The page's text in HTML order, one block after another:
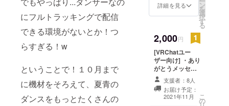
にフルトラッキングで配信
できる環境がないとか！つ
らすぎる！w
ということで！１０月まで
に機材をそろえて、夏青の
ダンスをもっとたくさんの
お名前記載 (備考
・VRChat用 フ
ルトラデビュー
ショーケース 入
場チケット (概要
欄にVRChat
ユーザーIDをご
記入ください。)
詳細を見る ン
を
選
択
す
る
2,000円
[VRChatユー
ザー向け] ・あり
がとうメッセー
ジ(テキスト) ・
ありがとうメッ
セージ(ムー
ビー) ・フルトラ
支援者：8人
お届け予定：
2021年11月
こ
の